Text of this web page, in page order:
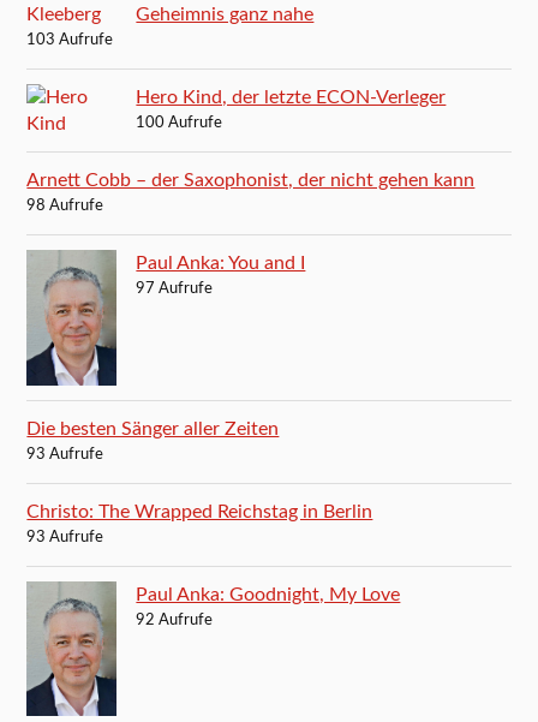
Geheimnis ganz nahe
103 Aufrufe
Hero Kind, der letzte ECON-Verleger
100 Aufrufe
Arnett Cobb – der Saxophonist, der nicht gehen kann
98 Aufrufe
Paul Anka: You and I
97 Aufrufe
Die besten Sänger aller Zeiten
93 Aufrufe
Christo: The Wrapped Reichstag in Berlin
93 Aufrufe
Paul Anka: Goodnight, My Love
92 Aufrufe